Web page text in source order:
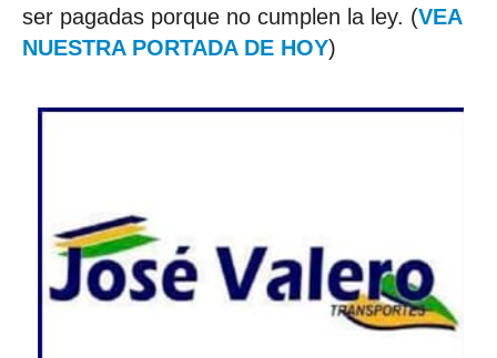
ser pagadas porque no cumplen la ley. (VEA
NUESTRA PORTADA DE HOY)